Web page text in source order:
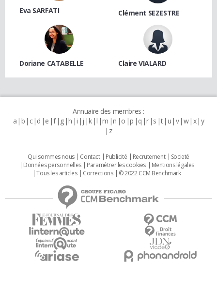
Eva SARFATI Clément SEZESTRE
Doriane CATABELLE Claire VIALARD
Annuaire des membres :
a b c d e f g h i j k l m n o p q r s t u v w x y
z
Qui sommes nous Contact Publicité Recrutement
Societé
Données personnelles
Paramétrer les cookies
Mentions légales
Tous les articles
Corrections © 2022 CCM Benchmark